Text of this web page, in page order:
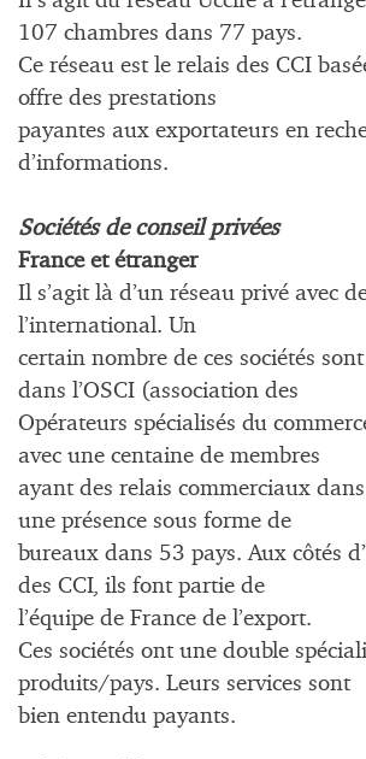
107 chambres dans 77 pays.
Ce réseau est le relais des CCI
offre des prestations
payantes aux exportateurs en
d’informations.
Sociétés de conseil privées
France et étranger
Il s’agit là d’un réseau privé avec
l’international. Un
certain nombre de ces sociétés
dans l’OSCI (association des
Opérateurs spécialisés du
avec une centaine de membres
ayant des relais commerciaux
une présence sous forme de
bureaux dans 53 pays. Aux côtés
des CCI, ils font partie de
l’équipe de France de l’export.
Ces sociétés ont une double
produits/pays. Leurs services sont
bien entendu payants.